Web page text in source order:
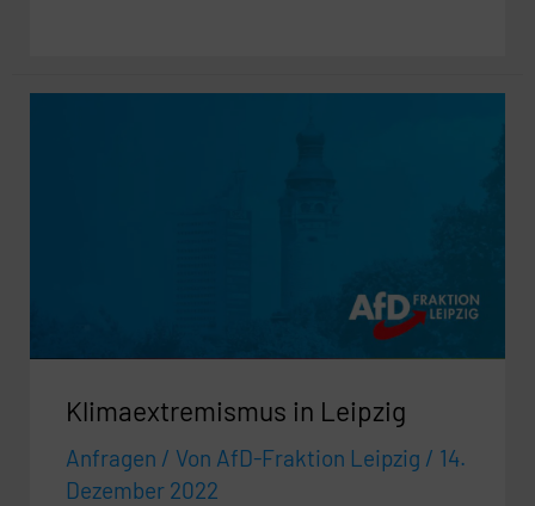
Klimaextremismus in Leipzig
Anfragen / Von AfD-Fraktion Leipzig / 14.
Dezember 2022